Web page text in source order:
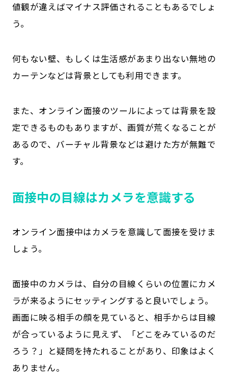
値観が違えばマイナス評価されることもあるでしょ
う。
何もない壁、もしくは生活感があまり出ない無地の
カーテンなどは背景としても利用できます。
また、オンライン面接のツールによっては背景を設
定できるものもありますが、画質が荒くなることが
あるので、バーチャル背景などは避けた方が無難で
す。
面接中の目線はカメラを意識する
オンライン面接中はカメラを意識して面接を受けま
しょう。
面接中のカメラは、自分の目線くらいの位置にカメ
ラが来るようにセッティングすると良いでしょう。
画面に映る相手の顔を見ていると、相手からは目線
が合っているように見えず、「どこをみているのだ
ろう？」と疑問を持たれることがあり、印象はよく
ありません。